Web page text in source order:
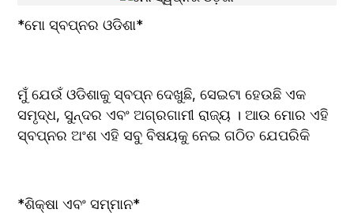
*ମୋ ସ୍ବପ୍ନର ଓଡିଶା*
ମୁଁ ଯେଉଁ ଓଡିଶାକୁ ସ୍ବପ୍ନ ଦେଖୁଛି, ସେଇଟା ହେଉଛି ଏକ
ସମୃଦ୍ଧ, ସୁନ୍ଦର ଏବଂ ଅଗ୍ରଗାମୀ ରାଜ୍ୟ । ଆଉ ମୋର ଏହି
ସ୍ବପ୍ନର ଅଂଶ ଏହି ସବୁ ବିଷୟକୁ ନେଇ ଗଠିତ ଯେପରିକି
*ଶିକ୍ଷା ଏବଂ ସମ୍ମାନ*